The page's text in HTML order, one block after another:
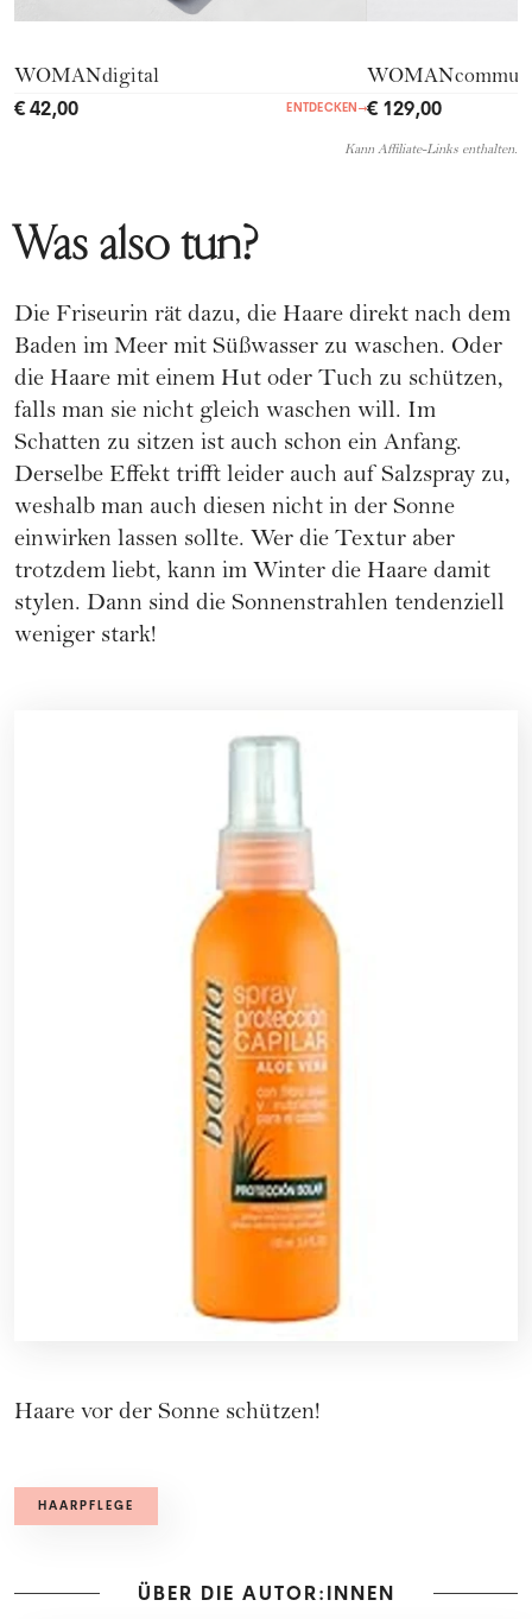
WOMANdigital
€ 42,00 ENTDECKEN →€ 129,00
Kann Affiliate-Links enthalten.
Was also tun?
Die Friseurin rät dazu, die Haare direkt nach dem
Baden im Meer mit Süßwasser zu waschen. Oder
die Haare mit einem Hut oder Tuch zu schützen,
falls man sie nicht gleich waschen will. Im
Schatten zu sitzen ist auch schon ein Anfang.
Derselbe Effekt trifft leider auch auf Salzspray zu,
weshalb man auch diesen nicht in der Sonne
einwirken lassen sollte. Wer die Textur aber
trotzdem liebt, kann im Winter die Haare damit
stylen. Dann sind die Sonnenstrahlen tendenziell
weniger stark!
Haare vor der Sonne schützen!
HAARPFLEGE
ÜBER DIE AUTOR:INNEN